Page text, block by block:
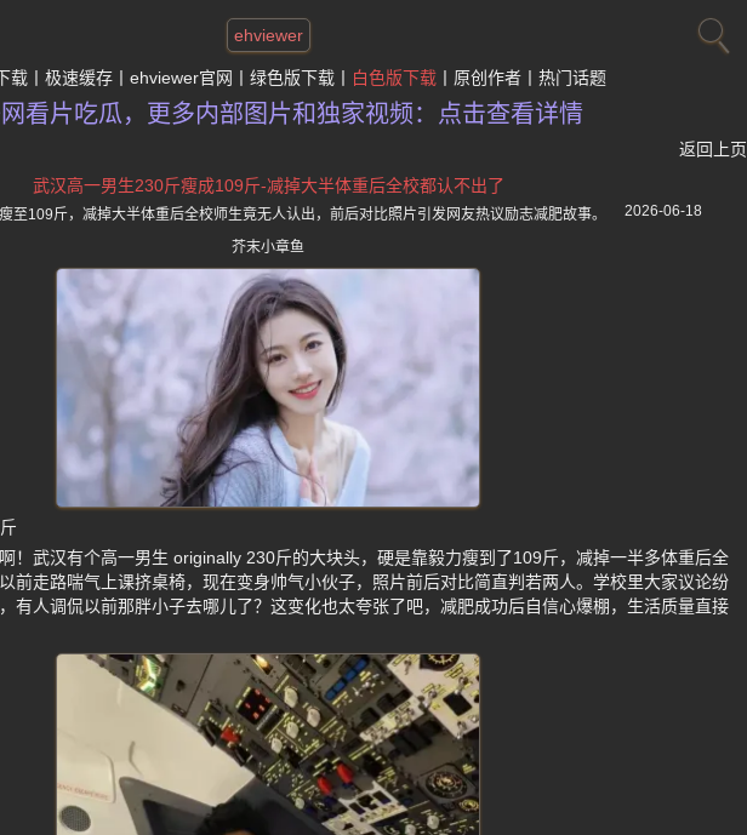
ehviewer
载 极速缓存 ehviewer官网 绿色版下载 白色版下载 原创作者 热门话题
看片吃瓜，更多内部图片和独家视频：点击查看详情
返回上页
武汉高一男生230斤瘦成109斤-减掉大半体重后全校都认不出了
至109斤，减掉大半体重后全校师生竟无人认出，前后对比照片引发网友热议励志减肥故事。 2026-06-18
芥末小章鱼
！武汉有个高一男生 originally 230斤的大块头，硬是靠毅力瘦到了109斤，减掉一半多体重后全
前走路喘气上课挤桌椅，现在变身帅气小伙子，照片前后对比简直判若两人。学校里大家议论纷
有人调侃以前那胖小子去哪儿了？这变化也太夸张了吧，减肥成功后自信心爆棚，生活质量直接